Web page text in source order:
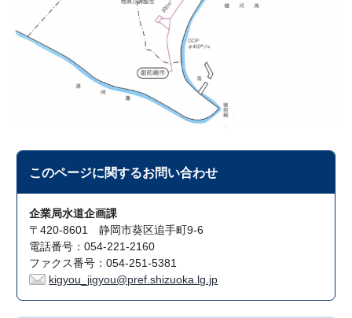
このページに関するお問い合わせ
企業局水道企画課
〒420-8601 静岡市葵区追手町9-6
電話番号：054-221-2160
ファクス番号：054-251-5381
kigyou_jigyou@pref.shizuoka.lg.jp